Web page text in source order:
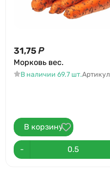
31,75Р
Морковь вес.
В наличии 69.7 шт.Артикул
В корзину
-